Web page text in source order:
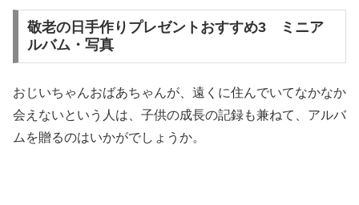
敬老の日手作りプレゼントおすすめ3 ミニア
ルバム・写真
おじいちゃんおばあちゃんが、遠くに住んでいてなかなか
会えないという人は、子供の成長の記録も兼ねて、アルバ
ムを贈るのはいかがでしょうか。